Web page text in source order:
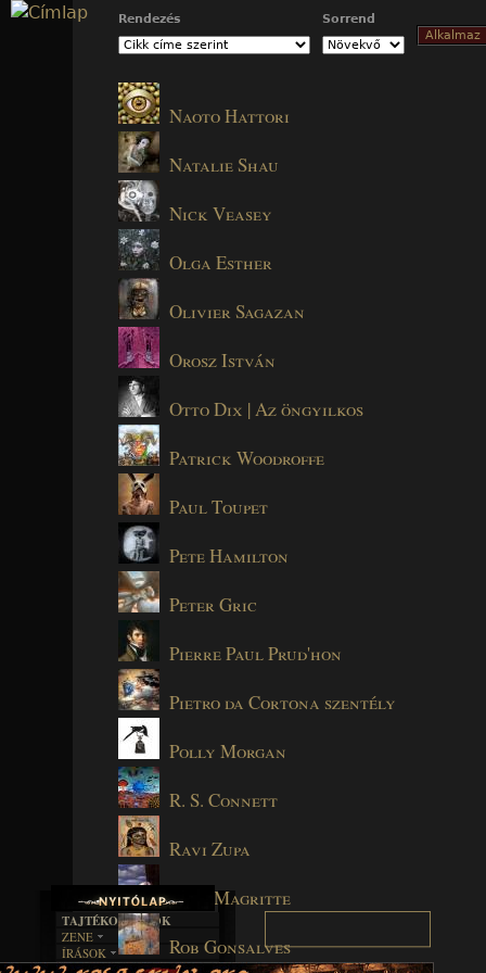
Jump to navigation
Rendezés Sorrend
Naoto Hattori
Natalie Shau
Nick Veasey
Olga Esther
Olivier Sagazan
Orosz István
Otto Dix | Az öngyilkos
Patrick Woodroffe
Paul Toupet
Pete Hamilton
Peter Gric
Pierre Paul Prud'hon
Pietro da Cortona szentély
Polly Morgan
R. S. Connett
Ravi Zupa
René Magritte
Rob Gonsalves
TAJTÉKOS LAPOK
ZENE
EGYÜTTESEK
ÍRÁSOK
BOSZORKÁNYKONYHA